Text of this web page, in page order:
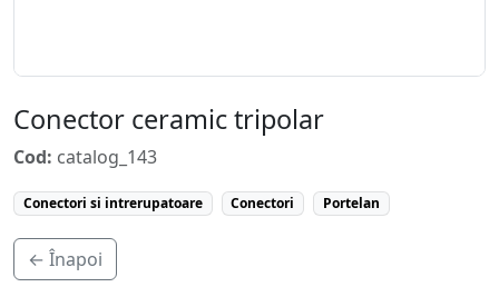
Conector ceramic tripolar
Cod: catalog_143
Conectori si intrerupatoare Conectori Portelan
← Înapoi